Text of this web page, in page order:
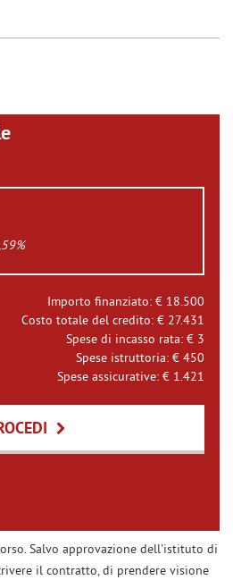
%
Importo finanziato: € 18.500
Costo totale del credito: € 27.431
Spese di incasso rata: € 3
Spese istruttoria: € 450
Spese assicurative: € 1.421
Salvo approvazione dell'istituto di
il contratto, di prendere visione